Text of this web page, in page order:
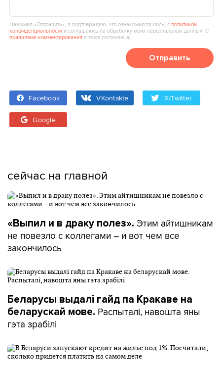
Нажимая «Отправить», я подтверждаю, что ознакомился(‑лась) сполитикой
конфиденциальности и соглашаюсь на обработку моих персональных данных. С
правилами комментирования я тоже согласен(‑а).
Отправить
Facebook VKontakte X/Twitter
Google
сейчас на главной
«Выпил и в драку полез». Этим айтишникам
не повезло с коллегами – и вот чем все
закончилось
Беларусы выдалі гайд па Кракаве на
беларускай мове. Распыталі, навошта яны
гэта зрабілі